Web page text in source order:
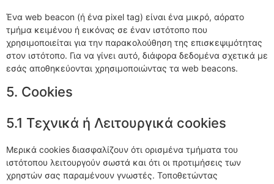
Ένα web beacon (ή ένα pixel tag) είναι ένα μικρό, αόρατο
τμήμα κειμένου ή εικόνας σε έναν ιστότοπο που
χρησιμοποιείται για την παρακολούθηση της επισκεψιμότητας
στον ιστότοπο. Για να γίνει αυτό, διάφορα δεδομένα σχετικά με
εσάς αποθηκεύονται χρησιμοποιώντας τα web beacons.
5. Cookies
5.1 Τεχνικά ή Λειτουργικά cookies
Μερικά cookies διασφαλίζουν ότι ορισμένα τμήματα του
ιστότοπου λειτουργούν σωστά και ότι οι προτιμήσεις των
χρηστών σας παραμένουν γνωστές. Τοποθετώντας